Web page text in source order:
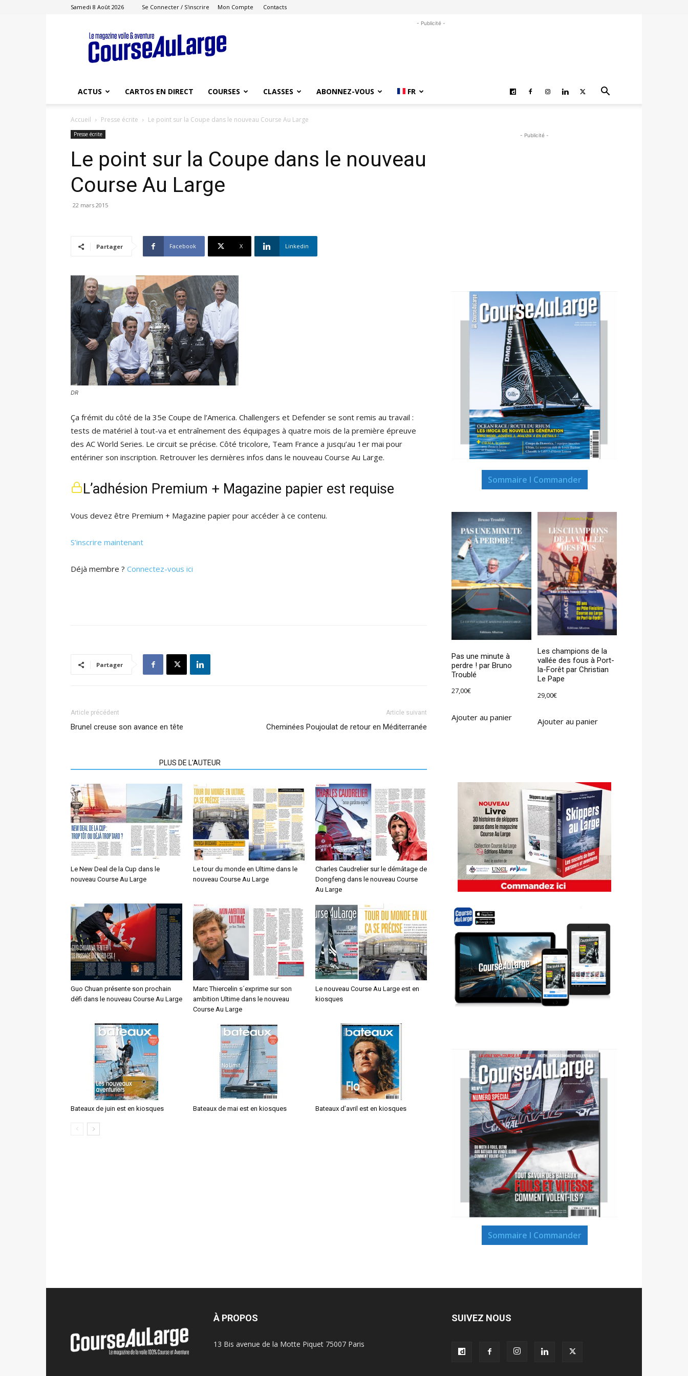
Samedi 8 Août 2026 Se Connecter / S'inscrire Mon Compte Contacts
Course
au
Large
- Publicité -
ACTUS CARTOS EN DIRECT COURSES CLASSES ABONNEZ-VOUS FR
Accueil Presse écrite Le point sur la Coupe dans le nouveau Course Au Large
Presse écrite
Le point sur la Coupe dans le nouveau
Course Au Large
22 mars 2015
Partager Facebook X Linkedin
DR
Ça frémit du côté de la 35e Coupe de l’America. Challengers et Defender se sont remis au travail :
tests de matériel à tout-va et entraînement des équipages à quatre mois de la première épreuve
des AC World Series. Le circuit se précise. Côté tricolore, Team France a jusqu’au 1er mai pour
entériner son inscription. Retrouver les dernières infos dans le nouveau Course Au Large.
L’adhésion Premium + Magazine papier est requise
Vous devez être Premium + Magazine papier pour accéder à ce contenu.
S’inscrire maintenant
Déjà membre ? Connectez-vous ici
Partager
Article précédent
Brunel creuse son avance en tête
Article suivant
Cheminées Poujoulat de retour en Méditerranée
PLUS DE L'AUTEUR
Le New Deal de la Cup dans le
nouveau Course Au Large
Le tour du monde en Ultime dans le
nouveau Course Au Large
Charles Caudrelier sur le démâtage de
Dongfeng dans le nouveau Course
Au Large
Guo Chuan présente son prochain
défi dans le nouveau Course Au Large
Marc Thiercelin s´exprime sur son
ambition Ultime dans le nouveau
Course Au Large
Le nouveau Course Au Large est en
kiosques
Bateaux de juin est en kiosques Bateaux de mai est en kiosques Bateaux d’avril est en kiosques
- Publicité -
Sommaire I Commander
Pas une minute à
perdre ! par Bruno
Troublé
27,00€
Ajouter au panier
Les champions de la
vallée des fous à Port-
la-Forêt par Christian
Le Pape
29,00€
Ajouter au panier
Sommaire I Commander
À PROPOS
13 Bis avenue de la Motte Piquet 75007 Paris
SUIVEZ NOUS